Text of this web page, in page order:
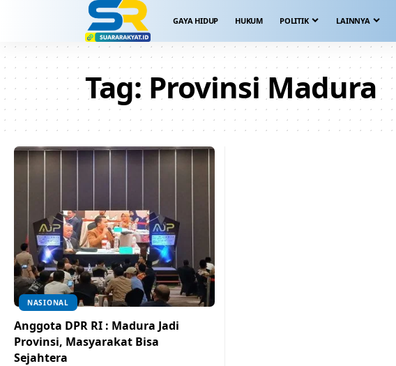
GAYA HIDUP HUKUM POLITIK LAINNYA
Tag: Provinsi Madura
NASIONAL
Anggota DPR RI : Madura Jadi
Provinsi, Masyarakat Bisa
Sejahtera